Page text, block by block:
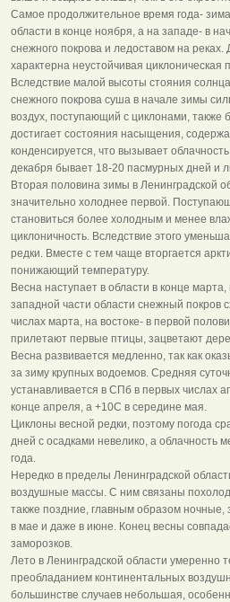
Самое продолжительное время года-
области в конце ноября, а на западе- в
снежного покрова и ледоставом на
характерна неустойчивая циклоническая
Вследствие малой высоты стояния
снежного покрова суша в начале зимы
воздух, поступающий с циклонами, также
достигает состояния насыщения,
конденсируется, что вызывает
декабря бывает 18-20 пасмурных дней и
Вторая половина зимы в Ленинградской
значительно холоднее первой.
становиться более холодным и менее
циклоничность. Вследствие этого
редки. Вместе с тем чаще вторгается
понижающий температуру.
Весна наступает в области в конце марта,
западной части области снежный покров
числах марта, на востоке- в первой
прилетают первые птицы, зацветают
Весна развивается медленно, так как
за зиму крупных водоемов. Средняя
устанавливается в СПб в первых числах
конце апреля, а +10С в середине мая.
Циклоны весной редки, поэтому погода
дней с осадками невелико, а облачность
года.
Нередко в пределы Ленинградской
воздушные массы. С ним связаны
также поздние, главным образом ночные,
в мае и даже в июне. Конец весны
заморозков.
Лето в Ленинградской области умеренно
преобладанием континентальных
большинстве случаев небольшая,